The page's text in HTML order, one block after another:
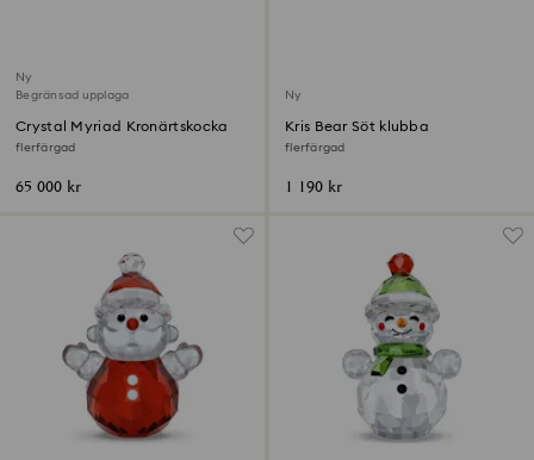
Ny
Begränsad upplaga
Crystal Myriad Kronärtskocka
flerfärgad
65 000 kr
Ny
Kris Bear Söt klubba
flerfärgad
1 190 kr